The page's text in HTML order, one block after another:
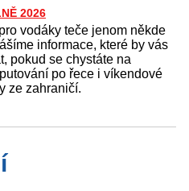
2026
vodáky teče jenom někde
informace, které by vás
pokud se chystáte na
po řece i víkendové
ze zahraničí.